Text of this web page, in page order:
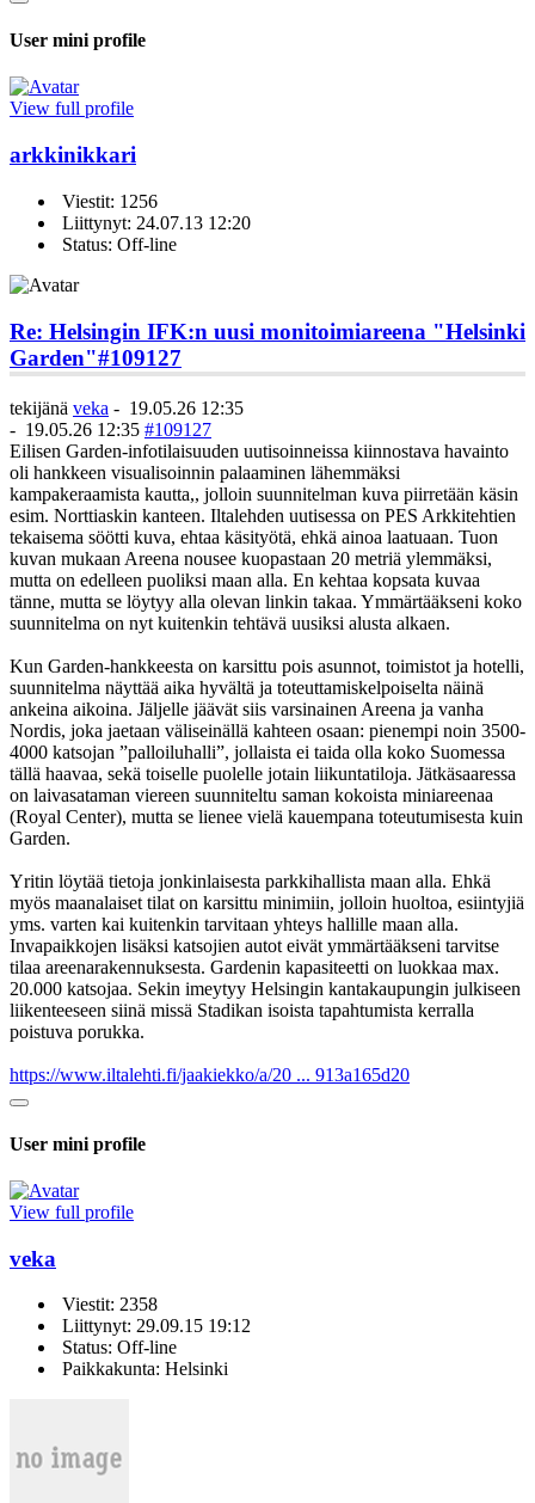
User mini profile
View full profile
arkkinikkari
Viestit: 1256
Liittynyt: 24.07.13 12:20
Status: Off-line
Re: Helsingin IFK:n uusi monitoimiareena "Helsinki
Garden"#109127
tekijänä veka - 19.05.26 12:35
- 19.05.26 12:35 #109127
Eilisen Garden-infotilaisuuden uutisoinneissa kiinnostava havainto
oli hankkeen visualisoinnin palaaminen lähemmäksi
kampakeraamista kautta,, jolloin suunnitelman kuva piirretään käsin
esim. Norttiaskin kanteen. Iltalehden uutisessa on PES Arkkitehtien
tekaisema söötti kuva, ehtaa käsityötä, ehkä ainoa laatuaan. Tuon
kuvan mukaan Areena nousee kuopastaan 20 metriä ylemmäksi,
mutta on edelleen puoliksi maan alla. En kehtaa kopsata kuvaa
tänne, mutta se löytyy alla olevan linkin takaa. Ymmärtääkseni koko
suunnitelma on nyt kuitenkin tehtävä uusiksi alusta alkaen.
Kun Garden-hankkeesta on karsittu pois asunnot, toimistot ja hotelli,
suunnitelma näyttää aika hyvältä ja toteuttamiskelpoiselta näinä
ankeina aikoina. Jäljelle jäävät siis varsinainen Areena ja vanha
Nordis, joka jaetaan väliseinällä kahteen osaan: pienempi noin 3500-
4000 katsojan ”palloiluhalli”, jollaista ei taida olla koko Suomessa
tällä haavaa, sekä toiselle puolelle jotain liikuntatiloja. Jätkäsaaressa
on laivasataman viereen suunniteltu saman kokoista miniareenaa
(Royal Center), mutta se lienee vielä kauempana toteutumisesta kuin
Garden.
Yritin löytää tietoja jonkinlaisesta parkkihallista maan alla. Ehkä
myös maanalaiset tilat on karsittu minimiin, jolloin huoltoa, esiintyjiä
yms. varten kai kuitenkin tarvitaan yhteys hallille maan alla.
Invapaikkojen lisäksi katsojien autot eivät ymmärtääkseni tarvitse
tilaa areenarakennuksesta. Gardenin kapasiteetti on luokkaa max.
20.000 katsojaa. Sekin imeytyy Helsingin kantakaupungin julkiseen
liikenteeseen siinä missä Stadikan isoista tapahtumista kerralla
poistuva porukka.
https://www.iltalehti.fi/jaakiekko/a/20 ... 913a165d20
User mini profile
View full profile
veka
Viestit: 2358
Liittynyt: 29.09.15 19:12
Status: Off-line
Paikkakunta: Helsinki